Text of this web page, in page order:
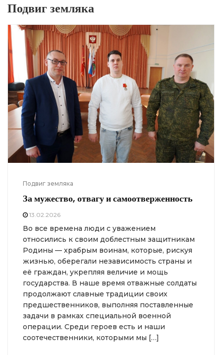
Подвиг земляка
Подвиг земляка
За мужество, отвагу и самоотверженность
13.02.2026
Во все времена люди с уважением
относились к своим доблестным защитникам
Родины — храбрым воинам, которые, рискуя
жизнью, оберегали независимость страны и
её граждан, укрепляя величие и мощь
государства. В наше время отважные солдаты
продолжают славные традиции своих
предшественников, выполняя поставленные
задачи в рамках специальной военной
операции. Среди героев есть и наши
соотечественники, которыми мы […]